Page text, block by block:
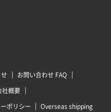
お問い合わせ FAQ
社概要
ポリシー Overseas shipping